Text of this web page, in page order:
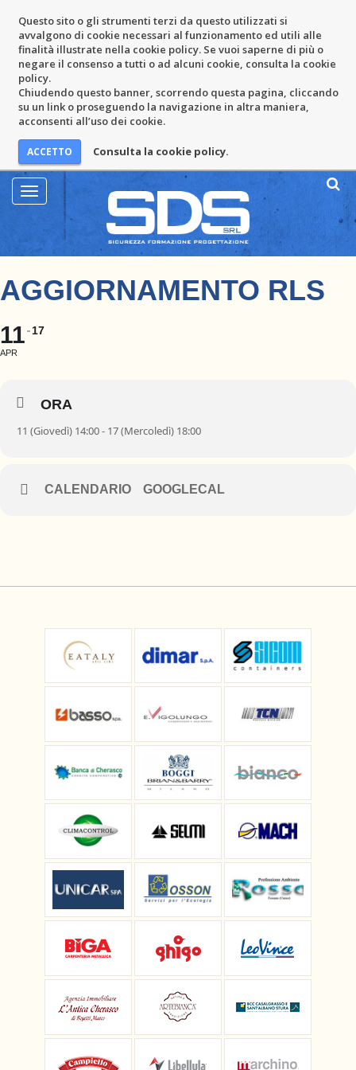
Questo sito o gli strumenti terzi da questo utilizzati si
avvalgono di cookie necessari al funzionamento ed utili alle
finalità illustrate nella cookie policy. Se vuoi saperne di più o
negare il consenso a tutti o ad alcuni cookie, consulta la cookie
policy.
Chiudendo questo banner, scorrendo questa pagina, cliccando
su un link o proseguendo la navigazione in altra maniera,
acconsenti all’uso dei cookie.
Consulta la cookie policy.
Mostra
Menu
AGGIORNAMENTO RLS
11
APR
17
ORA
11 (Giovedì) 14:00 - 17 (Mercoledì) 18:00
CALENDARIO GOOGLECAL